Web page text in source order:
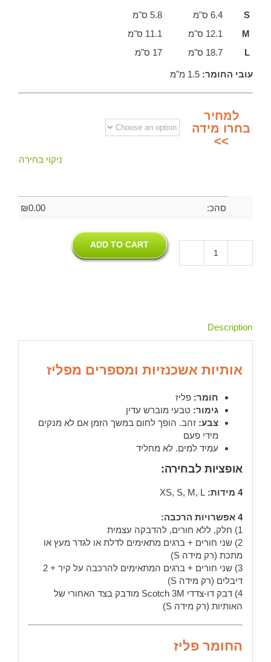
S
6.4 ס"מ
5.8 ס"מ
M
12.1 ס"מ
11.1 ס"מ
L
18.7 ס"מ 17 ס"מ
עובי החומר:
למחיר
בחרו מידה
>>
ניקוי בחירה
סהכ: ₪0.00
אותיות
מידות
ADD TO CART
Description
אותיות אשכנזיות ומספרים מפליז
חומר: פליז
גימור: טבעי מוברש עדין
צבע: זהב. הופך לחום במשך הזמן אם לא מנקים
מידי פעם
עמיד למים. לא מחליד
אופציות לבחירה:
4 מידות:
4 אפשרויות הרכבה:
1) חלק, ללא חורים, להדבקה עצמית
2) שני חורים + ברגים מתאימים לדלת או לגדר מעץ או
מתכת (רק מידה S)
3) שני חורים + ברגים המתאימים להרכבה על קיר + 2
דיבלים (רק מידה S)
4) דבק דו-צדדי Scotch 3M מודבק בצד האחורי של
האותיות (רק מידה S)
החומר פליז